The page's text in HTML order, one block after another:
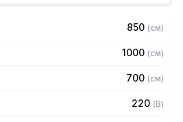
сталь
нержавеющая сталь
50 мм
850 (см)
1000 (см)
700 (см)
220 (В)